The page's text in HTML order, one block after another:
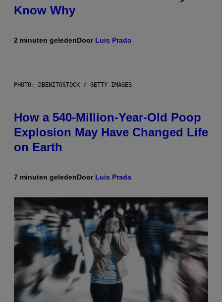
Know Why
2 minuten geledenDoor Luis Prada
PHOTO: DBENITOSTOCK / GETTY IMAGES
How a 540-Million-Year-Old Poop
Explosion May Have Changed Life
on Earth
7 minuten geledenDoor Luis Prada